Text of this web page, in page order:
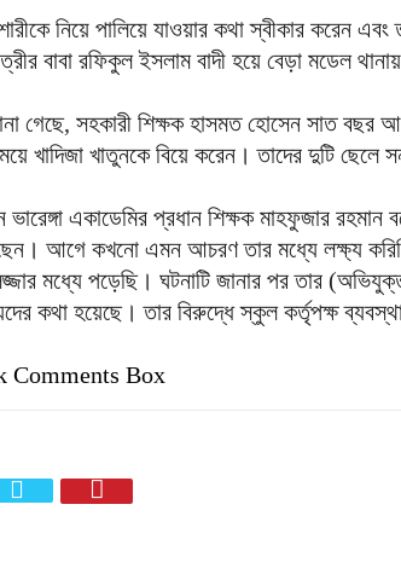
নিয়ে পালিয়ে যাওয়ার কথা স্বীকার করেন
বাবা রফিকুল ইসলাম বাদী হয়ে বেড়া মডেল
গেছে, সহকারী শিক্ষক হাসমত হোসেন সাত বছর
খাদিজা খাতুনকে বিয়ে করেন। তাদের দুটি ছেলে
ভারেঙ্গা একাডেমির প্রধান শিক্ষক মাহফুজার
আগে কখনো এমন আচরণ তার মধ্যে লক্ষ্য
মধ্যে পড়েছি। ঘটনাটি জানার পর তার
কথা হয়েছে। তার বিরুদ্ধে স্কুল কর্তৃপক্ষ
Comments Box